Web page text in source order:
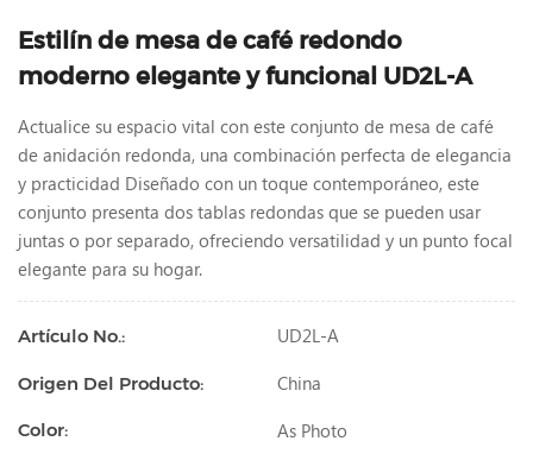
Estilín de mesa de café redondo
moderno elegante y funcional UD2L-A
Actualice su espacio vital con este conjunto de mesa de café
de anidación redonda, una combinación perfecta de elegancia
y practicidad Diseñado con un toque contemporáneo, este
conjunto presenta dos tablas redondas que se pueden usar
juntas o por separado, ofreciendo versatilidad y un punto focal
elegante para su hogar.
Artículo No.: UD2L-A
Origen Del Producto: China
Color: As Photo